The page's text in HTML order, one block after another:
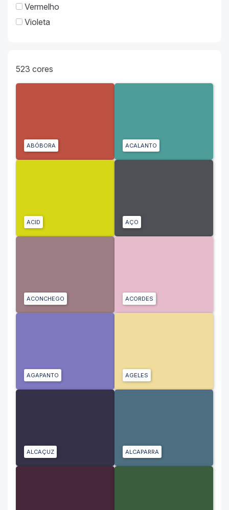
Vermelho
Violeta
523 cores
ABÓBORA ACALANTO
ACID AÇO
ACONCHEGO ACORDES
AGAPANTO AGELES
ALCAÇUZ ALCAPARRA